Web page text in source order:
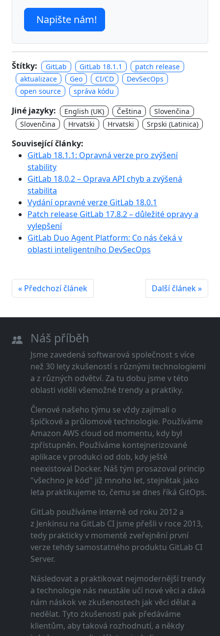
Napište nám!
Štítky: GitLab GitLab 18.1.1
patch release
aktualizace
Geo CI/CD
DevSecOps
open source
správa kódu
Jiné jazyky: English (UK) Čeština
Slovenčina
Slovenčina
Hrvatski Hrvatski Srpski (Latinica)
Související články:
GitLab 18.1.1: Opravná verze pro zvýšení
stability
GitLab 18.0.2 – Oprava API chyb a zvýšená
stabilita
Vydání opravné verze GitLab 18.0.1
Patch release GitLab 17.8.2 – důležité opravy a
vylepšení
GitLab Duo Agent Platform: Co nás čeká v
oblasti inteligentního DevSecOps
« Předchozí článek Další článek »
Náš příběh
Jsme zavedená softwarová společnost s více
než 30 lety zkušeností s různými technologiemi
a z různých odvětví. Za tu dobu jsme v této
oblasti viděli všemožné trendy a praktiky.
Členové našeho týmu se vždy zajímali o
špičkové a průlomové technologie. Používáme
Amazon AWS cloud od momentu, kdy byl
zpřístupněn. Používáme kontejnerizované
aplikace v produkci od dob, kdy ještě
neexistoval Docker. Náš tým prosazoval princip
"všechno je kód" již mnoho let, stejnětak jako
leta praktikujeme to, čemu se dnes říká GitOps.
GitLab používáme interně od roku 2012 a
z Jenkinsu na GitLab CI jsme přešli v roce 2013,
tedy prakticky v momentě zveřejnění první
verze tehdy samostatného produktu GitLab CI
Server.
Následovat a praktikovat nejmodernější trendy
a technologie nás neustále učí nové věci a dává
nám náskok ve zkušenostech jak věci dělat a
nedělat. Tyto zkušenosti pak předáváme
klientům, aby taková rozhodnutí, a někdy